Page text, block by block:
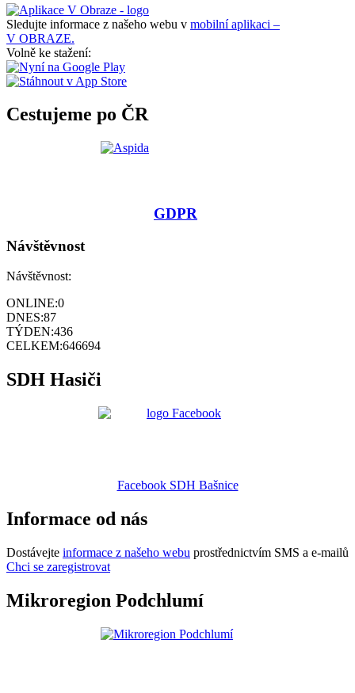
Sledujte informace z našeho webu v mobilní aplikaci –
V OBRAZE.
Volně ke stažení:
Cestujeme po ČR
GDPR
Návštěvnost
Návštěvnost:
ONLINE:0
DNES:87
TÝDEN:436
CELKEM:646694
SDH Hasiči
Facebook SDH Bašnice
Informace od nás
Dostávejte informace z našeho webu prostřednictvím SMS a e-mailů
Chci se zaregistrovat
Mikroregion Podchlumí